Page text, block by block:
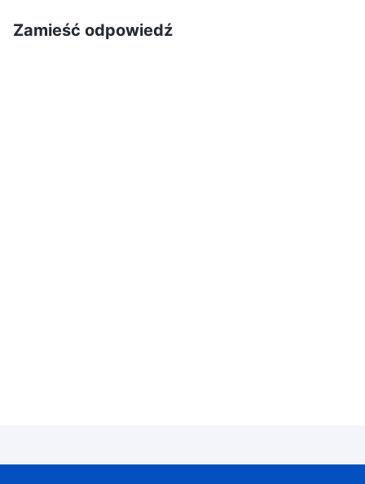
tego, co właściwie oznacza „bycie
Zamieść odpowiedź